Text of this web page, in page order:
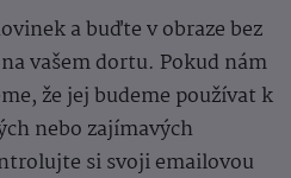
a buďte v obraze bez
vašem dortu. Pokud nám
že jej budeme používat k
nebo zajímavých
si svoji emailovou